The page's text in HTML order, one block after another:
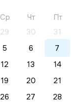
Ср Чт Пт
29 30 31
5 6 7
12 13 14
19 20 21
26 27 28